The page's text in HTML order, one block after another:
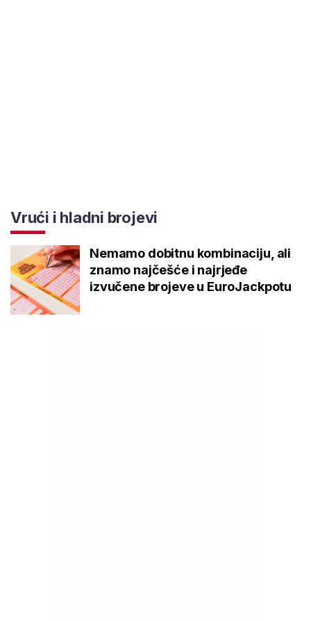
Vrući i hladni brojevi
Nemamo dobitnu kombinaciju, ali
znamo najčešće i najrjeđe
izvučene brojeve u EuroJackpotu